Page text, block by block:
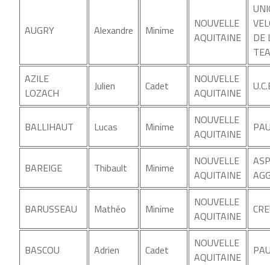
AUGRY Alexandre Minime
NOUVELLE
AQUITAINE
DE
AZILE
LOZACH
Julien Cadet
NOUVELLE
AQUITAINE
BALLIHAUT Lucas Minime
NOUVELLE
AQUITAINE
BAREIGE Thibault Minime
NOUVELLE
AQUITAINE
BARUSSEAU Mathéo Minime
NOUVELLE
AQUITAINE
BASCOU Adrien Cadet
NOUVELLE
AQUITAINE